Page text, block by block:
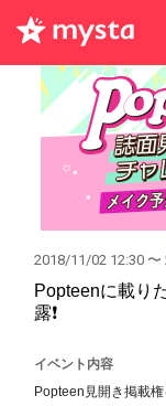
2018/11/02 12:30
Popteenに載り
露❗️
イベント内容
Popteen見開き掲載権